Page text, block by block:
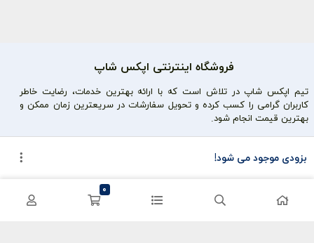
بزودی موجود می شود!
فروشگاه اینترنتی اپکس شاپ
تیم اپکس شاپ در تلاش است که با ارائه بهترین خدمات، رضایت خاطر
کاربران گرامی را کسب کرده و تحویل سفارشات در سریعترین زمان ممکن و
بهترین قیمت انجام شود.
کریستال گنشین
سفارشات
0